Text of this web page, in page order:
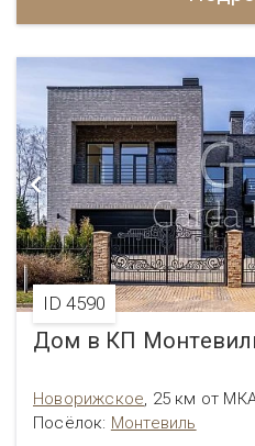
ID 4590
Дом в КП
Новорижское, 25 км от
Посёлок: Монтевиль